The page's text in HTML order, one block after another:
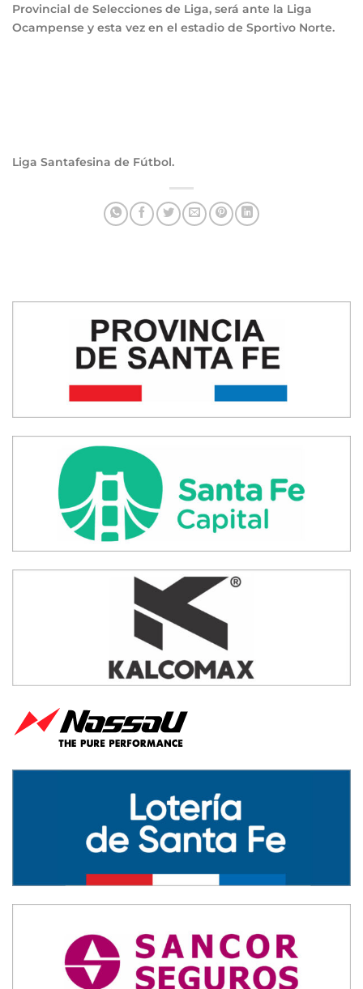
Provincial de Selecciones de Liga, será ante la Liga
Ocampense y esta vez en el estadio de Sportivo Norte.
Liga Santafesina de Fútbol.